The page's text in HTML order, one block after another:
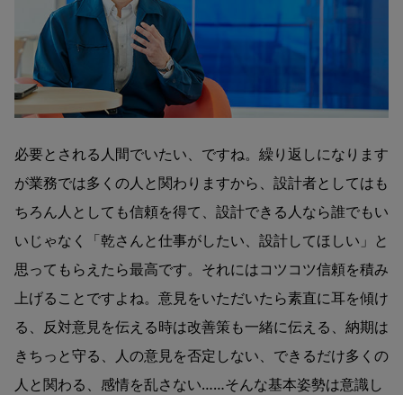
必要とされる人間でいたい、ですね。繰り返しになります
が業務では多くの人と関わりますから、設計者としてはも
ちろん人としても信頼を得て、設計できる人なら誰でもい
いじゃなく「乾さんと仕事がしたい、設計してほしい」と
思ってもらえたら最高です。それにはコツコツ信頼を積み
上げることですよね。意見をいただいたら素直に耳を傾け
る、反対意見を伝える時は改善策も一緒に伝える、納期は
きちっと守る、人の意見を否定しない、できるだけ多くの
人と関わる、感情を乱さない……そんな基本姿勢は意識し